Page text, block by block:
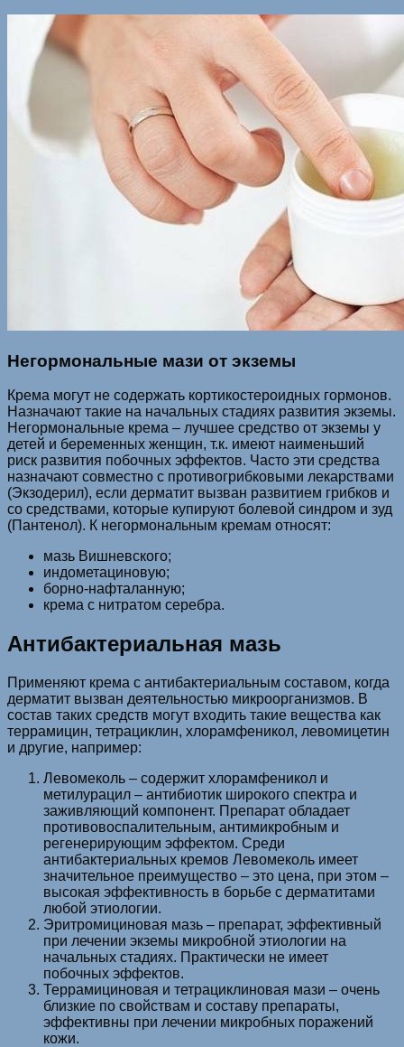
Негормональные мази от экземы
Крема могут не содержать кортикостероидных гормонов.
Назначают такие на начальных стадиях развития экземы.
Негормональные крема – лучшее средство от экземы у
детей и беременных женщин, т.к. имеют наименьший
риск развития побочных эффектов. Часто эти средства
назначают совместно с противогрибковыми лекарствами
(Экзодерил), если дерматит вызван развитием грибков и
со средствами, которые купируют болевой синдром и зуд
(Пантенол). К негормональным кремам относят:
мазь Вишневского;
индометациновую;
борно-нафталанную;
крема с нитратом серебра.
Антибактериальная мазь
Применяют крема с антибактериальным составом, когда
дерматит вызван деятельностью микроорганизмов. В
состав таких средств могут входить такие вещества как
террамицин, тетрациклин, хлорамфеникол, левомицетин
и другие, например:
Левомеколь – содержит хлорамфеникол и
метилурацил – антибиотик широкого спектра и
заживляющий компонент. Препарат обладает
противовоспалительным, антимикробным и
регенерирующим эффектом. Среди
антибактериальных кремов Левомеколь имеет
значительное преимущество – это цена, при этом –
высокая эффективность в борьбе с дерматитами
любой этиологии.
Эритромициновая мазь – препарат, эффективный
при лечении экземы микробной этиологии на
начальных стадиях. Практически не имеет
побочных эффектов.
Террамициновая и тетрациклиновая мази – очень
близкие по свойствам и составу препараты,
эффективны при лечении микробных поражений
кожи.